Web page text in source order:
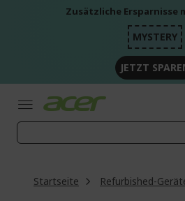
Zusätzliche Ersparnisse
MYSTERY
JETZT
Startseite Refurbished-